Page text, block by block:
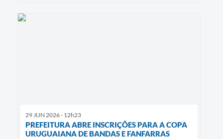
29 JUN 2026 - 12h23
PREFEITURA ABRE INSCRIÇÕES PARA A COPA
URUGUAIANA DE BANDAS E FANFARRAS